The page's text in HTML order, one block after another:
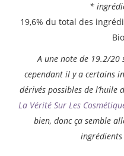
*
19,6% du total des
A une note de 19.2/20
cependant il y a certains
dérivés possibles de l’huile
La Vérité Sur Les
bien, donc ça semble
ingrédients